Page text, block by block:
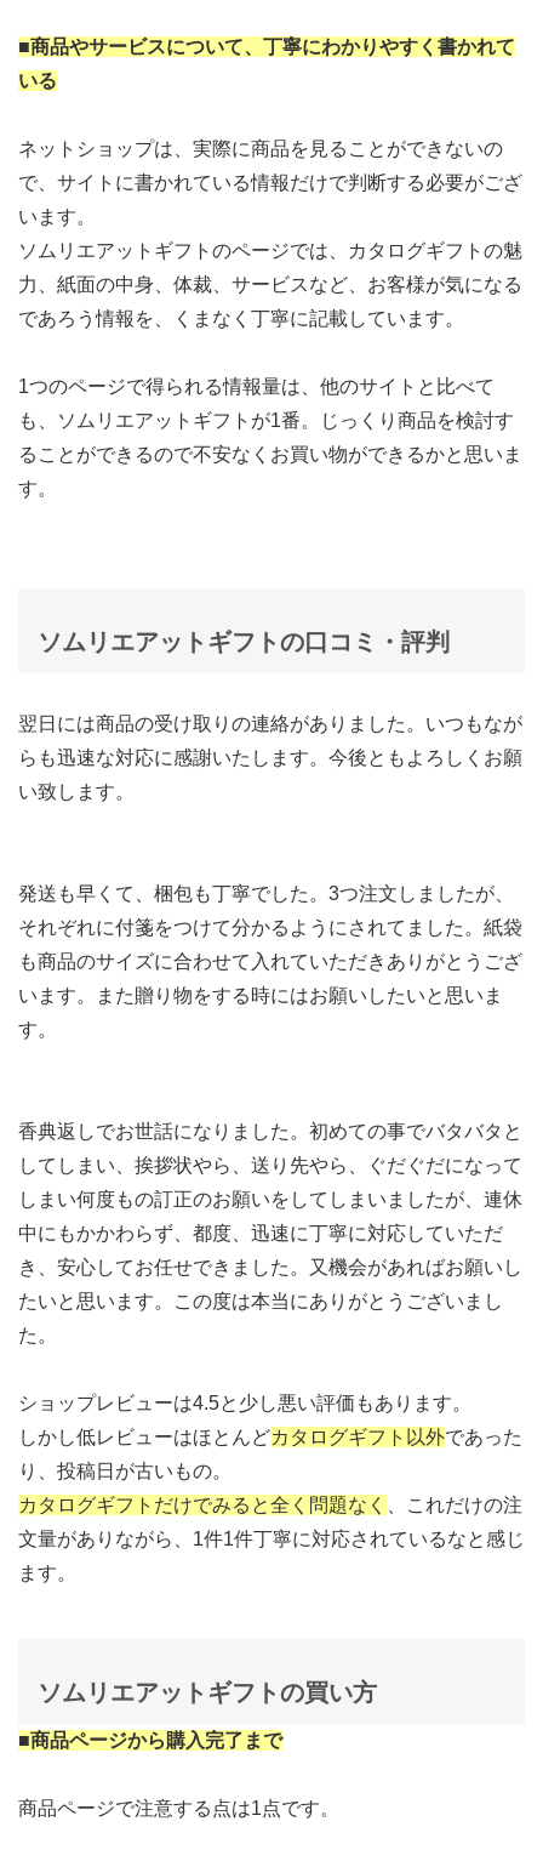
■商品やサービスについて、丁寧にわかりやすく書かれて
いる
ネットショップは、実際に商品を見ることができないの
で、サイトに書かれている情報だけで判断する必要がござ
います。
ソムリエアットギフトのページでは、カタログギフトの魅
力、紙面の中身、体裁、サービスなど、お客様が気になる
であろう情報を、くまなく丁寧に記載しています。
1つのページで得られる情報量は、他のサイトと比べて
も、ソムリエアットギフトが1番。じっくり商品を検討す
ることができるので不安なくお買い物ができるかと思いま
す。
ソムリエアットギフトの口コミ・評判
翌日には商品の受け取りの連絡がありました。いつもなが
らも迅速な対応に感謝いたします。今後ともよろしくお願
い致します。
発送も早くて、梱包も丁寧でした。3つ注文しましたが、
それぞれに付箋をつけて分かるようにされてました。紙袋
も商品のサイズに合わせて入れていただきありがとうござ
います。また贈り物をする時にはお願いしたいと思いま
す。
香典返しでお世話になりました。初めての事でバタバタと
してしまい、挨拶状やら、送り先やら、ぐだぐだになって
しまい何度もの訂正のお願いをしてしまいましたが、連休
中にもかかわらず、都度、迅速に丁寧に対応していただ
き、安心してお任せできました。又機会があればお願いし
たいと思います。この度は本当にありがとうございまし
た。
ショップレビューは4.5と少し悪い評価もあります。
しかし低レビューはほとんどカタログギフト以外であった
り、投稿日が古いもの。
カタログギフトだけでみると全く問題なく 、これだけの注
文量がありながら、1件1件丁寧に対応されているなと感じ
ます。
ソムリエアットギフトの買い方
■商品ページから購入完了まで
商品ページで注意する点は1点です。